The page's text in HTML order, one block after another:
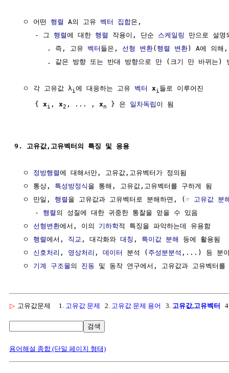
  ㅇ 어떤
행렬 A의 고유 벡터 집합은,
     - 그
행렬에 대한 행렬 작용이, 단순 스케일링
만으로 설
        . 즉, 고유
벡터 들은, 선형 변환( 행렬 변환) A에 의
. 같은 방향 또는 반대 방향으로 만 (크기 만 바뀌는)
  ㅇ 각 고유값 λ
i에 대응하는 고유 벡터 xi들로 이루어진
     {
xi , x2 , ... , xn } 은 일차독립 이 됨
9. 고유값,고유벡터의 특징 및 응용
  ㅇ
정방행렬에 대해서만, 고유값,고유벡터가 정의됨
  ㅇ 통상,
특성방정식 을 통해, 고유값,고유벡터를 구하게 됨
  ㅇ 만일,
행렬 을 고유값과 고유벡터로 분해하면, (☞ 고유값 분
     -
행렬 의 성질에 대한 귀중한 통찰을 얻을 수 있음
  ㅇ
선형변환에서, 이의 기하학적 특징을 파악하는데 유용함
  ㅇ
행렬에서, 직교 , 대각화와 대칭 , 특이값 분해
등에 활용됨
  ㅇ
신호처리 , 영상처리 , 데이터 분석 ( 주성분분석 ,...) 등 분야
  ㅇ
기계 구조물의 진동
▷ 고유값문제 1. 고유값 문제 2. 고유값 문제 용어 3. 고유값,고유벡터
검색
용어해설 종합 (단일 페이지 형태)